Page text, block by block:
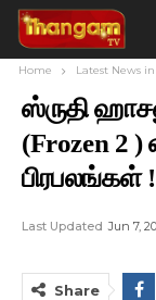
Home Latest News
ஸ்ருதி
(Frozen 2
பிரபலங்கள் !
Last Updated Jun 7,
Share